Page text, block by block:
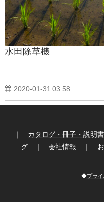
水田除草機
2020-01-31 03:58
｜ カタログ・冊子・説明書
グ ｜ 会社情報 ｜
◆プライ